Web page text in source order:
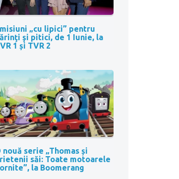
„cu lipici” pentru
şi pitici, de 1 Iunie, la
1 și TVR 2
nouă serie „Thomas și
săi: Toate motoarele
la Boomerang